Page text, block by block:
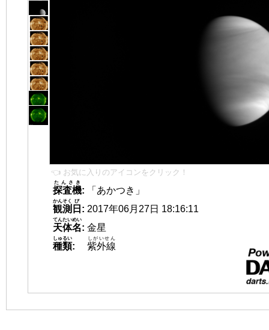
👈 お気に入りのアイコンをクリック！
探査機
たんさき
:
「あかつき」
観測
かんそく
日
び
: 2017年06月27日 18:16:11
天体名
てんたいめい
: 金星
種類
しゅるい
: 紫外線
しがいせん